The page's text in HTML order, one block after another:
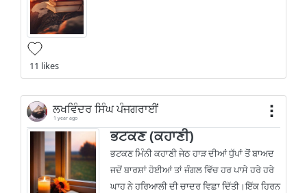
11 likes
ਲਖਵਿੰਦਰ ਸਿੰਘ ਪੰਜਗਰਾਈਂ
1 year ago
ਭਟਕਣ (ਕਹਾਣੀ)
ਭਟਕਣ ਮਿੰਨੀ ਕਹਾਣੀ ਜੇਠ ਹਾੜ ਦੀਆਂ ਧੁੱਪਾਂ ਤੋਂ ਬਾਅਦ
ਜਦੋਂ ਬਾਰਸ਼ਾਂ ਹੋਈਆਂ ਤਾਂ ਜੰਗਲ ਵਿੱਚ ਹਰ ਪਾਸੇ ਹਰੇ ਹਰੇ
ਘਾਹ ਨੇ ਹਰਿਆਲੀ ਦੀ ਚਾਦਰ ਵਿਛਾ ਦਿੱਤੀ।ਇੱਕ ਹਿਰਨ